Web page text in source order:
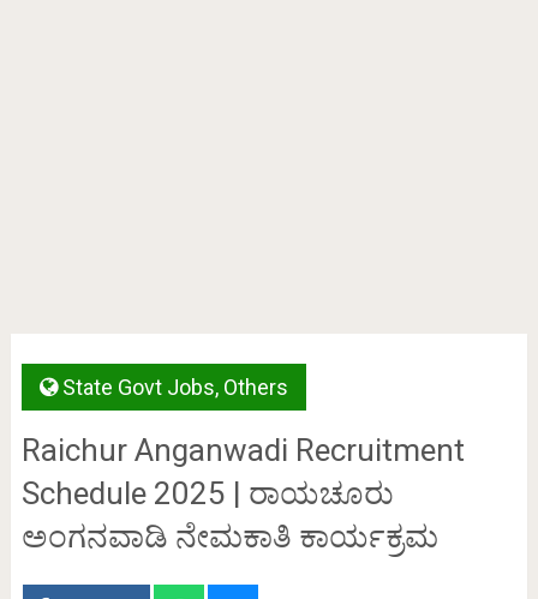
State Govt Jobs, Others
Raichur Anganwadi Recruitment
Schedule 2025 | ರಾಯಚೂರು
ಅಂಗನವಾಡಿ ನೇಮಕಾತಿ ಕಾರ್ಯಕ್ರಮ